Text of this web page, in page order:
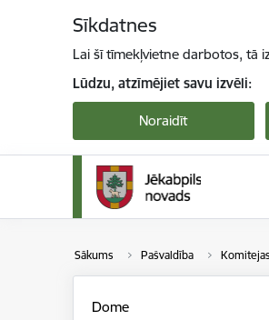
Sīkdatnes
Lai šī tīmekļvietne darbotos, tā
Lūdzu, atzīmējiet savu izvēli:
Noraidīt
Sākums Pašvaldība
Dome